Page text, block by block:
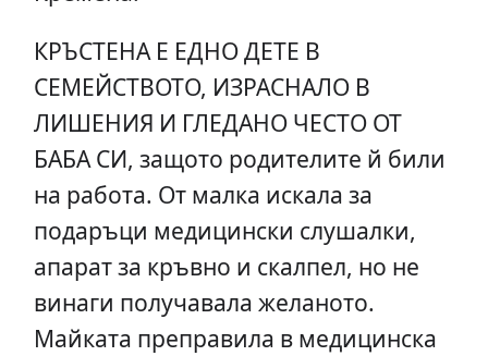
КРЪСТЕНА Е ЕДНО ДЕТЕ В
СЕМЕЙСТВОТО, ИЗРАСНАЛО В
ЛИШЕНИЯ И ГЛЕДАНО ЧЕСТО ОТ
БАБА СИ, защото родителите й били
на работа. От малка искала за
подаръци медицински слушалки,
апарат за кръвно и скалпел, но не
винаги получавала желаното.
Майката преправила в медицинска